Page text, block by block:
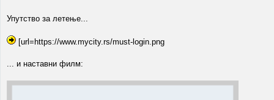
Упутство за летење...
[url=https://www.mycity.rs/must-login.png
... и наставни филм: